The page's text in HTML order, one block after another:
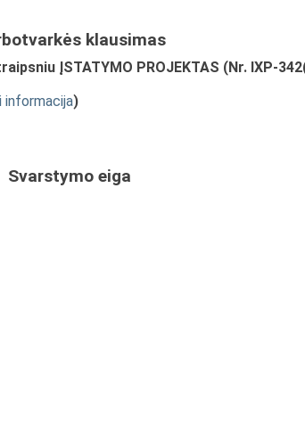
klausimas
ĮSTATYMO PROJEKTAS (Nr. IXP-
informacija)
Svarstymo eiga